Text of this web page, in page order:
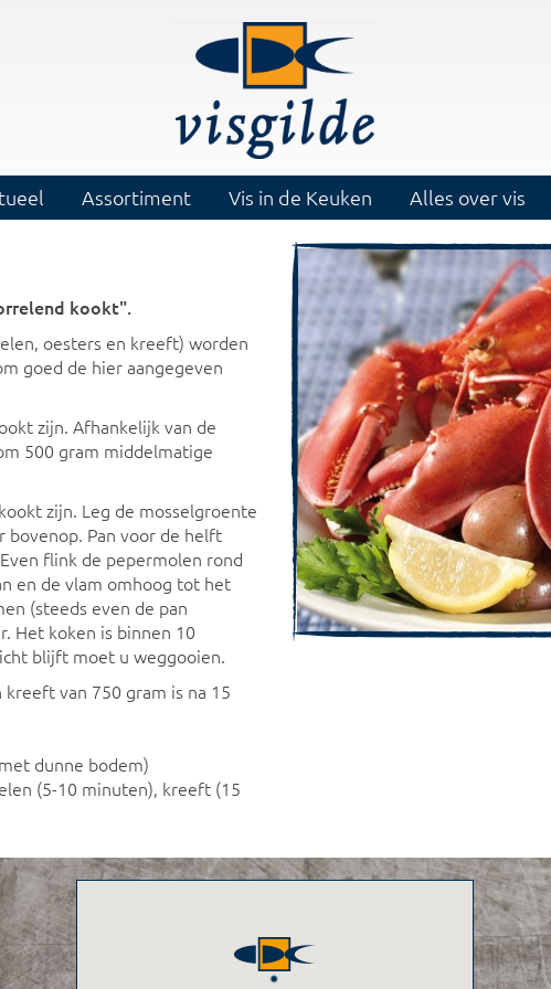
Assortiment Vis in de Keuken Alles over vis
kookt".
oesters en kreeft) worden
goed de hier aangegeven
zijn. Afhankelijk van de
500 gram middelmatige
zijn. Leg de mosselgroente
bovenop. Pan voor de helft
flink de pepermolen rond
en de vlam omhoog tot het
(steeds even de pan
Het koken is binnen 10
blijft moet u weggooien.
van 750 gram is na 15
dunne bodem)
(5-10 minuten), kreeft (15